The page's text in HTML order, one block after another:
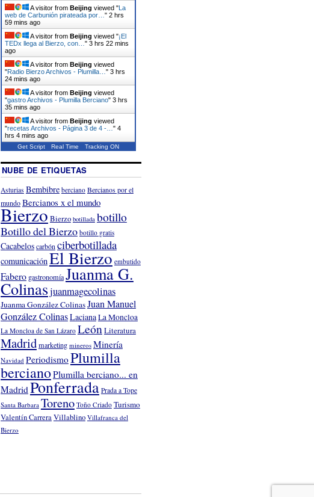
A visitor from Beijing viewed "La
web de Carbunión pirateada por… " 2 hrs
59 mins ago
A visitor from Beijing viewed "¡El
TEDx llega al Bierzo, con… " 3 hrs 22 mins
ago
A visitor from Beijing viewed
"Radio Bierzo Archivos - Plumilla… " 3 hrs
24 mins ago
A visitor from Beijing viewed
"gastro Archivos - Plumilla Berciano" 3 hrs
35 mins ago
A visitor from Beijing viewed
"recetas Archivos - Página 3 de 4 -… " 4
hrs 4 mins ago
Get Script Real Time Tracking ON
NUBE DE ETIQUETAS
Asturias Bembibre berciano Bercianos por el
mundoBercianos x el mundo
BierzoBierzo botillada botillo
Botillo del Bierzo botillo gratis
Cacabeloscarbón ciberbotillada
comunicaciónEl Bierzo embutido
Fabero gastronomíaJuanma G.
Colinasjuanmagecolinas
Juanma González ColinasJuan Manuel
González ColinasLacianaLa Moncloa
La Moncloa de San Lázaro LeónLiteratura
Madridmarketing mineros Minería
Navidad PeriodismoPlumilla
bercianoPlumilla berciano... en
MadridPonferrada Prada a Tope
Santa Barbara Toreno Toño Criado Turismo
Valentín CarreraVillablino Villafranca del
Bierzo